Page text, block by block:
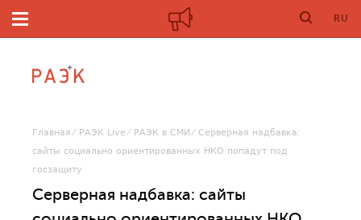
RU
Главная РАЭК Live РАЭК в СМИ
Серверная надбавка:
сайты социально ориентированных НКО попадут под
госзащиту
Серверная надбавка: сайты